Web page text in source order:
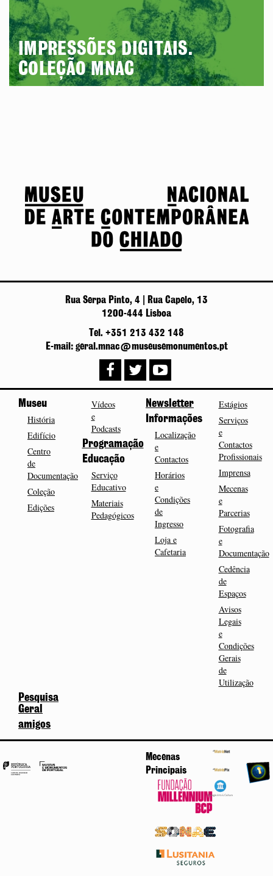
IMPRESSÕES DIGITAIS.
COLEÇÃO MNAC
Rua Serpa Pinto, 4 | Rua Capelo, 13
1200-444 Lisboa
Tel. +351 213 432 148
E-mail: geral.mnac@museusemonumentos.pt
Museu
História
Edifício
Centro
de
Documentação
Coleção
Edições
Vídeos
e
Podcasts
Programação
Educação
Serviço
Educativo
Materiais
Pedagógicos
Newsletter
Informações
Localização
e
Contactos
Horários
e
Condições
de
Ingresso
Loja e
Cafetaria
Estágios
Serviços
e
Contactos
Profissionais
Imprensa
Mecenas
e
Parcerias
Fotografia
e
Documentação
Cedência
de
Espaços
Avisos
Legais
e
Condições
Gerais
de
Utilização
Pesquisa
Geral
amigos
Mecenas
Principais